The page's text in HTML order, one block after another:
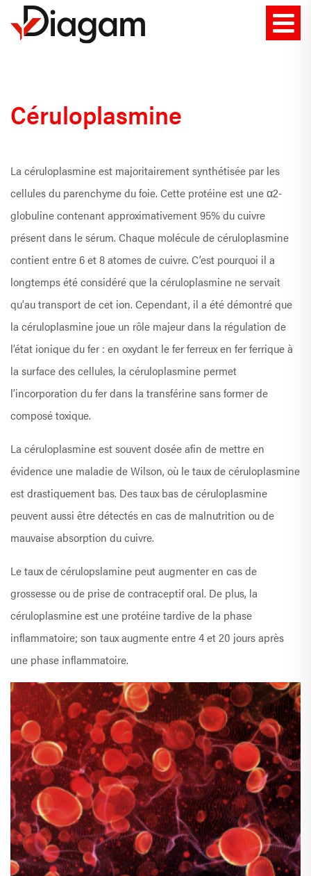
Céruloplasmine
La céruloplasmine est majoritairement synthétisée par les
cellules du parenchyme du foie. Cette protéine est une α2-
globuline contenant approximativement 95% du cuivre
présent dans le sérum. Chaque molécule de céruloplasmine
contient entre 6 et 8 atomes de cuivre. C’est pourquoi il a
longtemps été considéré que la céruloplasmine ne servait
qu’au transport de cet ion. Cependant, il a été démontré que
la céruloplasmine joue un rôle majeur dans la régulation de
l’état ionique du fer : en oxydant le fer ferreux en fer ferrique à
la surface des cellules, la céruloplasmine permet
l’incorporation du fer dans la transférine sans former de
composé toxique.
La céruloplasmine est souvent dosée afin de mettre en
évidence une maladie de Wilson, où le taux de céruloplasmine
est drastiquement bas. Des taux bas de céruloplasmine
peuvent aussi être détectés en cas de malnutrition ou de
mauvaise absorption du cuivre.
Le taux de cérulopslamine peut augmenter en cas de
grossesse ou de prise de contraceptif oral. De plus, la
céruloplasmine est une protéine tardive de la phase
inflammatoire; son taux augmente entre 4 et 20 jours après
une phase inflammatoire.